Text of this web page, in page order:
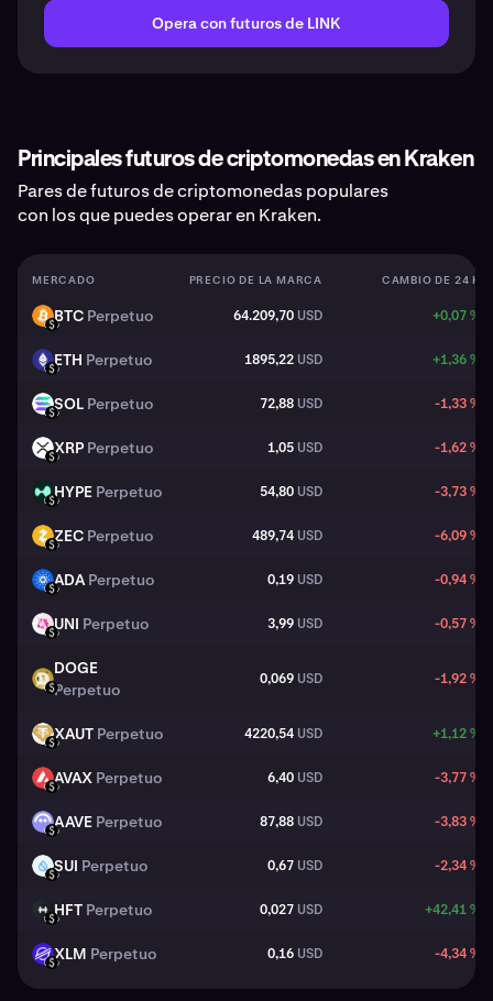
Opera con futuros de LINK
Principales futuros de criptomonedas en Kraken
Pares de futuros de criptomonedas populares
con los que puedes operar en Kraken.
MERCADO PRECIO DE LA MARCA CAMBIO DE 24 H
BTC
USDBTC Perpetuo 64.209,70 USD +0,07 %
ETH
USDETH Perpetuo 1895,22 USD +1,36 %
SOL
USDSOL Perpetuo 72,88 USD -1,33 %
XRP
USDXRP Perpetuo 1,05 USD -1,62 %
HYPE
USDHYPE Perpetuo 54,80 USD -3,73 %
ZEC
USDZEC Perpetuo 489,74 USD -6,09 %
ADA
USDADAPerpetuo 0,19 USD -0,94 %
UNI
USDUNI Perpetuo 3,99 USD -0,57 %
DOGE
USD
DOGE
Perpetuo
0,069 USD -1,92 %
XAUT
USDXAUT Perpetuo 4220,54 USD +1,12 %
AVAX
USDAVAX Perpetuo 6,40 USD -3,77 %
AAVE
USDAAVE Perpetuo 87,88 USD -3,83 %
SUI
USDSUI Perpetuo 0,67 USD -2,34 %
HFT
USDHFT Perpetuo 0,027 USD +42,41 %
XLM
USDXLM Perpetuo 0,16 USD -4,34 %